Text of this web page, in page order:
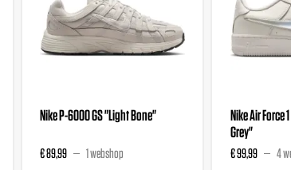
Nike P-6000 GS "Light Bone"
€ 89,99 1 webshop
Nike Air Force
Grey"
€ 99,99 4